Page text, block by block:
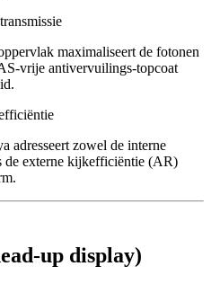
maximaliseert de fotonen
vrije antivervuilings-topcoat
adresseert zowel de interne
de externe kijkefficiëntie (AR)
up display)